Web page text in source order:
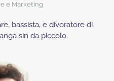
e Marketing
bassista, e divoratore di
sin da piccolo.